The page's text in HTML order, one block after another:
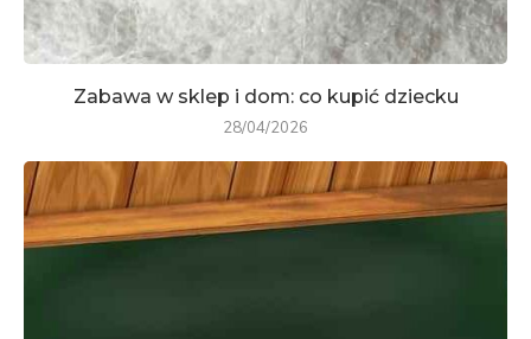
Zabawa w sklep i dom: co kupić dziecku
28/04/2026